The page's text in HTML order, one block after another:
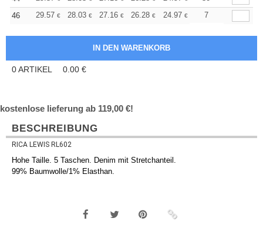
46
29.57 € 28.03 € 27.16 € 26.28 € 24.97 € 24.31
7
0ARTIKEL 0.00 €
kostenlose lieferung ab 119,00 €!
BESCHREIBUNG
RICA LEWIS RL602
Hohe Taille. 5 Taschen. Denim mit Stretchanteil.
99% Baumwolle/1% Elasthan.